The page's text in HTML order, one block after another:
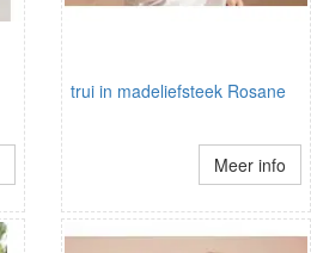
trui in madeliefsteek Rosane
Meer info